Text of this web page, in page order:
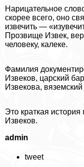
Нарицательное
скорее всего, оно
извечить —
Прозвище Извек,
человеку, калеке.
Фамилия
Извеков, царский
Извекова,
Это краткая
Извеков.
admin
tweet